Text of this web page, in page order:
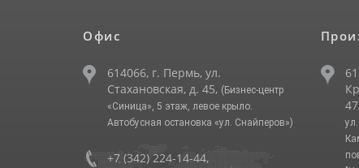
Офис
614066, г. Пермь, ул.
Стахановская, д. 45, (Бизнес-центр
«Синица», 5 этаж, левое крыло.
Автобусная остановка «ул. Снайперов»)
+7 (342) 224-14-44,